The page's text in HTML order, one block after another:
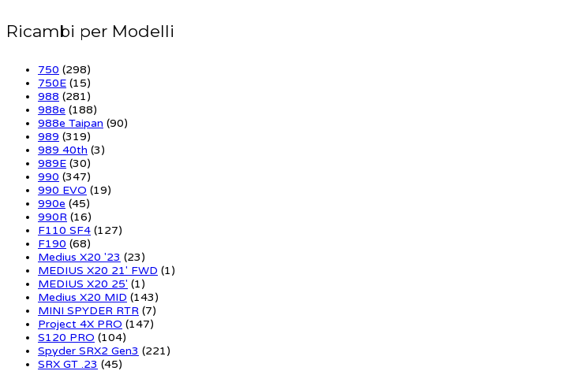
Ricambi per Modelli
750 (298)
750E (15)
988 (281)
988e (188)
988e Taipan (90)
989 (319)
989 40th (3)
989E (30)
990 (347)
990 EVO (19)
990e (45)
990R (16)
F110 SF4 (127)
F190 (68)
Medius X20 '23 (23)
MEDIUS X20 21' FWD (1)
MEDIUS X20 25' (1)
Medius X20 MID (143)
MINI SPYDER RTR (7)
Project 4X PRO (147)
S120 PRO (104)
Spyder SRX2 Gen3 (221)
SRX GT .23 (45)